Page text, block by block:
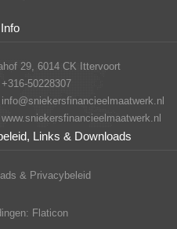
29, 6014 CK Ittervoort
+316-50228307
info@sniekersfinancieelmaatwerk.nl
www.sniekersfinancieelmaatwerk.nl
Links & Downloads
& Privacybeleid
Flaticon